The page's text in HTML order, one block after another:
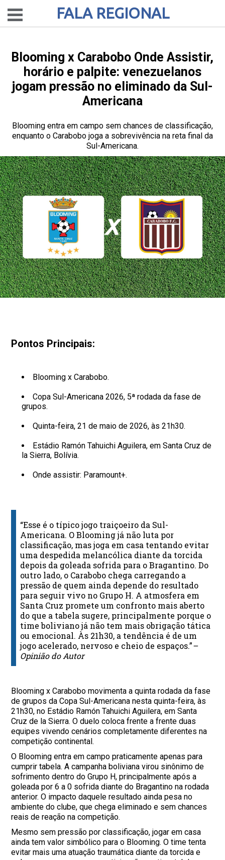
FALA REGIONAL
Blooming x Carabobo Onde Assistir,
horário e palpite: venezuelanos
jogam pressão no eliminado da Sul-
Americana
Blooming entra em campo sem chances de classificação,
enquanto o Carabobo joga a sobrevivência na reta final da
Sul-Americana.
Pontos Principais:
Blooming x Carabobo.
Copa Sul-Americana 2026, 5ª rodada da fase de
grupos.
Quinta-feira, 21 de maio de 2026, às 21h30.
Estádio Ramón Tahuichi Aguilera, em Santa Cruz de
la Sierra, Bolívia.
Onde assistir: Paramount+.
“Esse é o típico jogo traiçoeiro da Sul-
Americana. O Blooming já não luta por
classificação, mas joga em casa tentando evitar
uma despedida melancólica diante da torcida
depois da goleada sofrida para o Bragantino. Do
outro lado, o Carabobo chega carregando a
pressão de quem ainda depende do resultado
para seguir vivo no Grupo H. A atmosfera em
Santa Cruz promete um confronto mais aberto
do que a tabela sugere, principalmente porque o
time boliviano já não tem mais obrigação tática
ou emocional. Às 21h30, a tendência é de um
jogo acelerado, nervoso e cheio de espaços.”–
Opinião do Autor
Blooming x Carabobo movimenta a quinta rodada da fase
de grupos da Copa Sul-Americana nesta quinta-feira, às
21h30, no Estádio Ramón Tahuichi Aguilera, em Santa
Cruz de la Sierra. O duelo coloca frente a frente duas
equipes vivendo cenários completamente diferentes na
competição continental.
O Blooming entra em campo praticamente apenas para
cumprir tabela. A campanha boliviana virou sinônimo de
sofrimento dentro do Grupo H, principalmente após a
goleada por 6 a 0 sofrida diante do Bragantino na rodada
anterior. O impacto daquele resultado ainda pesa no
ambiente do clube, que chega eliminado e sem chances
reais de reação na competição.
Mesmo sem pressão por classificação, jogar em casa
ainda tem valor simbólico para o Blooming. O time tenta
evitar mais uma atuação traumática diante da torcida e